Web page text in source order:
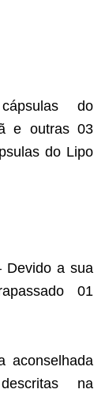
do
e outras 03
do Lipo
a sua
01
aconselhada
na